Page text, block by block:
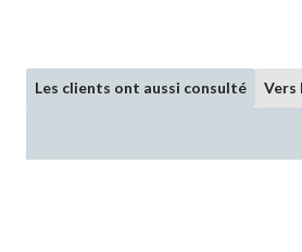
Les clients ont aussi consulté Vers